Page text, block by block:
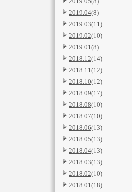
2019.04(8)
2019.03(11)
2019.02(10)
2019.01(8)
2018.12(14)
2018.11(12)
2018.10(12)
2018.09(17)
2018.08(10)
2018.07(10)
2018.06(13)
2018.05(13)
2018.04(13)
2018.03(13)
2018.02(10)
2018.01(18)